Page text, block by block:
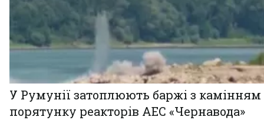
У Румунії затоплюють баржі з
порятунку реакторів АЕС «Чернавода»